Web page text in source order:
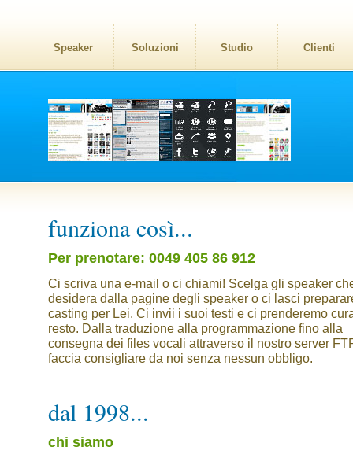
Speaker Soluzioni Studio Clienti
funziona così...
Per prenotare: 0049 405 86 912
Ci scriva una e-mail o ci chiami! Scelga gli speaker
desidera dalla pagine degli speaker o ci lasci
casting per Lei. Ci invii i suoi testi e ci prenderemo
resto. Dalla traduzione alla programmazione fino alla
consegna dei files vocali attraverso il nostro server
faccia consigliare da noi senza nessun obbligo.
dal 1998...
chi siamo